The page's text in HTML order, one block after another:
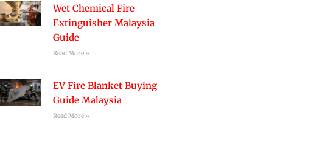
Wet Chemical Fire
Extinguisher Malaysia
Guide
Read More »
EV Fire Blanket Buying
Guide Malaysia
Read More »